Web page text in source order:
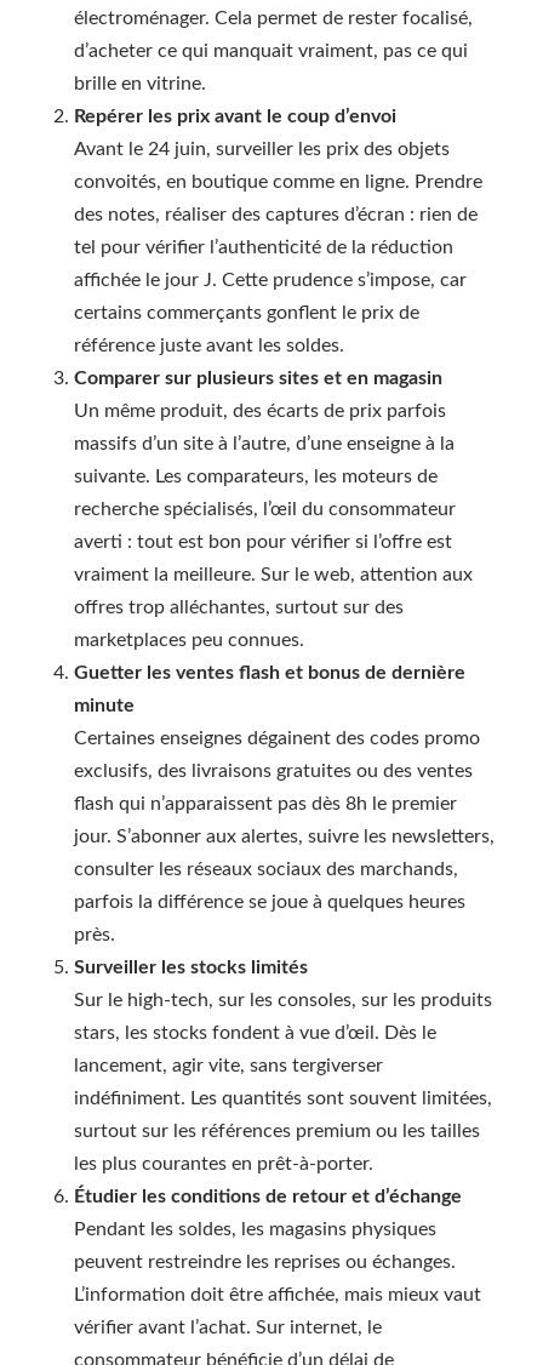
électroménager. Cela permet de rester focalisé,
d’acheter ce qui manquait vraiment, pas ce qui
brille en vitrine.
Repérer les prix avant le coup d’envoi
Avant le 24 juin, surveiller les prix des objets
convoités, en boutique comme en ligne. Prendre
des notes, réaliser des captures d’écran : rien de
tel pour vérifier l’authenticité de la réduction
affichée le jour J. Cette prudence s’impose, car
certains commerçants gonflent le prix de
référence juste avant les soldes.
Comparer sur plusieurs sites et en magasin
Un même produit, des écarts de prix parfois
massifs d’un site à l’autre, d’une enseigne à la
suivante. Les comparateurs, les moteurs de
recherche spécialisés, l’œil du consommateur
averti : tout est bon pour vérifier si l’offre est
vraiment la meilleure. Sur le web, attention aux
offres trop alléchantes, surtout sur des
marketplaces peu connues.
Guetter les ventes flash et bonus de dernière
minute
Certaines enseignes dégainent des codes promo
exclusifs, des livraisons gratuites ou des ventes
flash qui n’apparaissent pas dès 8h le premier
jour. S’abonner aux alertes, suivre les newsletters,
consulter les réseaux sociaux des marchands,
parfois la différence se joue à quelques heures
près.
Surveiller les stocks limités
Sur le high-tech, sur les consoles, sur les produits
stars, les stocks fondent à vue d’œil. Dès le
lancement, agir vite, sans tergiverser
indéfiniment. Les quantités sont souvent limitées,
surtout sur les références premium ou les tailles
les plus courantes en prêt-à-porter.
Étudier les conditions de retour et d’échange
Pendant les soldes, les magasins physiques
peuvent restreindre les reprises ou échanges.
L’information doit être affichée, mais mieux vaut
vérifier avant l’achat. Sur internet, le
consommateur bénéficie d’un délai de